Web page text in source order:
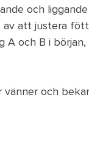
och
att justera
A och B i
och